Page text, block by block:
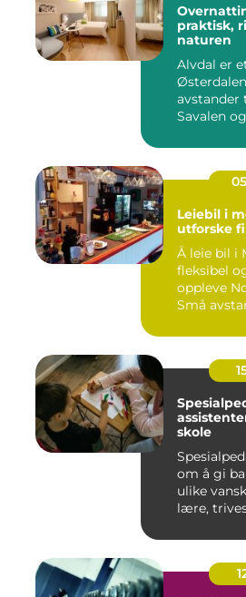
praktisk,
naturen
Alvdal er
avstander
Savalen
Leiebil i
utforske
Å leie bil i
fleksibel
oppleve
Små
skole
om å gi
ulike
lære,